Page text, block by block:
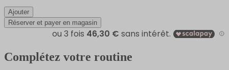
Ajouter
Réserver et payer en magasin
Complétez votre routine